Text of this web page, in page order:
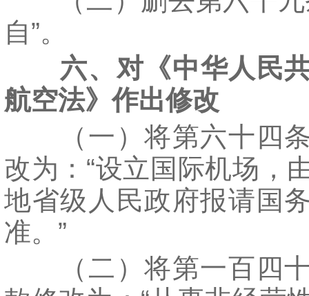
自”。
六、对《中华人民
航空法》作出修改
（一）将第六十四条
改为：“设立国际机场，
地省级人民政府报请国
准。”
（二）将第一百四十